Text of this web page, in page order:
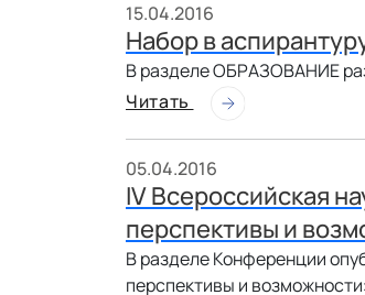
15.04.2016
Набор в
В разделе ОБРАЗОВАНИЕ
Читать
05.04.2016
IV Всероссийская
перспективы и
В разделе Конференции
перспективы и